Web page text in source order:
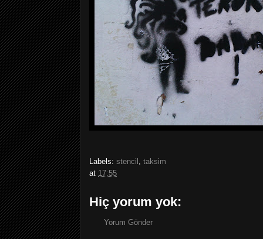
Labels: stencil taksim
at 17:55
Hiç yorum yok:
Yorum Gönder